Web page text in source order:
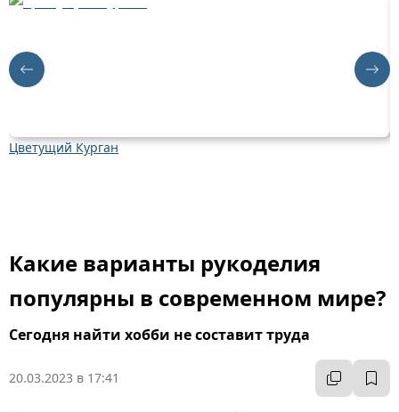
Цветущий Курган
Какие варианты рукоделия
популярны в современном мире?
Сегодня найти хобби не составит труда
20.03.2023 в 17:41